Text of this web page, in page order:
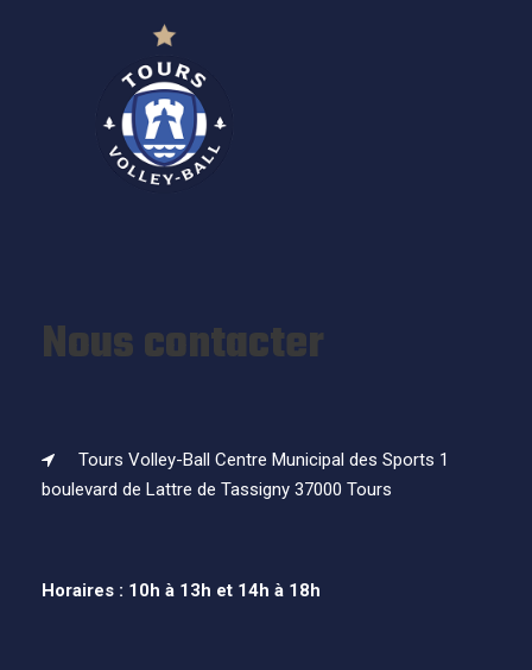
Nous contacter
Tours Volley-Ball Centre Municipal des Sports 1
boulevard de Lattre de Tassigny 37000 Tours
Horaires : 10h à 13h et 14h à 18h